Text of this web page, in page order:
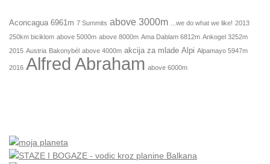
Aconcagua 6961m 7 Summits above 3000m ...we do what we like! 2013
250km biciklom above 5000m above 8000m Ama Dablam 6812m Ankogel 3252m
2015 Austria Bakonybél above 4000m akcija za mlade Alpi Alpamayo 5947m
2016 Alfred Abraham above 6000m